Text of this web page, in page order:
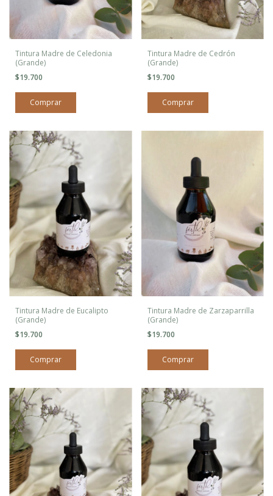
Tintura Madre de Celedonia
(Grande)
$19.700
Tintura Madre de Cedrón
(Grande)
$19.700
Tintura Madre de Eucalipto
(Grande)
$19.700
Tintura Madre de Zarzaparrilla
(Grande)
$19.700